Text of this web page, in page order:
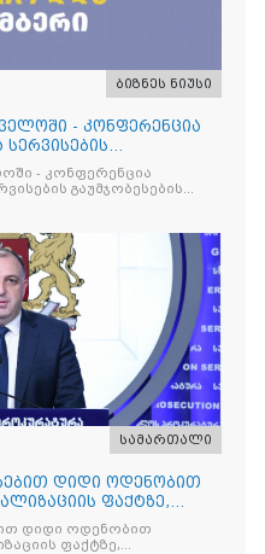
ბიზნეს ნიუსი
- კონფერენცია
- კონფერენცია
გაუმჯობესების
სამართალი
დიდი ოდენობით
ფაქტზე,
დიდი ოდენობით
ფაქტზე,